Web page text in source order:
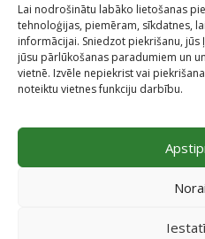
Lai nodrošinātu labāko lietošanas
tehnoloģijas, piemēram, sīkdatnes,
informācijai. Sniedzot piekrišanu,
jūsu pārlūkošanas paradumiem un
vietnē. Izvēle nepiekrist vai
noteiktu vietnes funkciju darbību.
©2026 Veselīgs rīdzinieks
informāciju, atsauce uz
Pašvaldības portālu
pašvaldības Labklājības